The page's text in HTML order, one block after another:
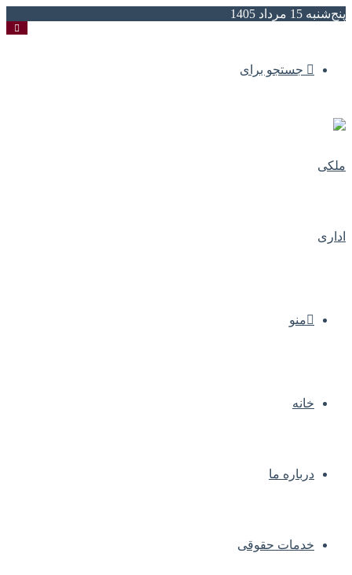
پنج‌شنبه 15 مرداد 1405
جستجو برای
منو
خانه
درباره ما
خدمات حقوقی